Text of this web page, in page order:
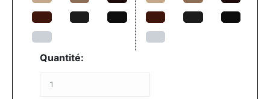
Quantité: